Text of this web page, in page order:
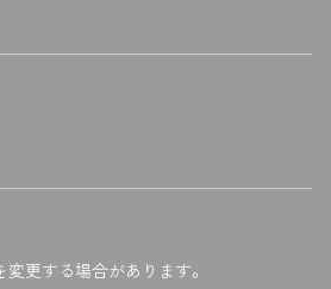
変更する場合があります。